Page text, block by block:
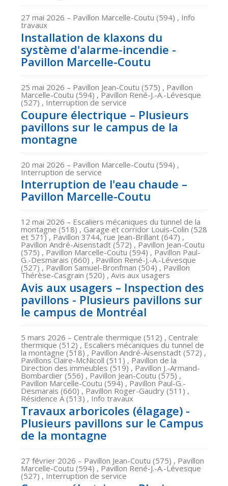
27 mai 2026 – Pavillon Marcelle-Coutu (594) , Info
travaux
Installation de klaxons du
système d'alarme-incendie -
Pavillon Marcelle-Coutu
25 mai 2026 – Pavillon Jean-Coutu (575) , Pavillon
Marcelle-Coutu (594) , Pavillon René-J.-A.-Lévesque
(527) , Interruption de service
Coupure électrique – Plusieurs
pavillons sur le campus de la
montagne
20 mai 2026 – Pavillon Marcelle-Coutu (594) ,
Interruption de service
Interruption de l'eau chaude –
Pavillon Marcelle-Coutu
12 mai 2026 – Escaliers mécaniques du tunnel de la
montagne (518) , Garage et corridor Louis-Colin (528
et 571) , Pavillon 3744, rue Jean-Brillant (647) ,
Pavillon André-Aisenstadt (572) , Pavillon Jean-Coutu
(575) , Pavillon Marcelle-Coutu (594) , Pavillon Paul-
G.-Desmarais (660) , Pavillon René-J.-A.-Lévesque
(527) , Pavillon Samuel-Bronfman (504) , Pavillon
Thérèse-Casgrain (520) , Avis aux usagers
Avis aux usagers – Inspection des
pavillons - Plusieurs pavillons sur
le campus de Montréal
5 mars 2026 – Centrale thermique (512) , Centrale
thermique (512) , Escaliers mécaniques du tunnel de
la montagne (518) , Pavillon André-Aisenstadt (572) ,
Pavillons Claire-McNicoll (511) , Pavillon de la
Direction des immeubles (519) , Pavillon J.-Armand-
Bombardier (556) , Pavillon Jean-Coutu (575) ,
Pavillon Marcelle-Coutu (594) , Pavillon Paul-G.-
Desmarais (660) , Pavillon Roger-Gaudry (511) ,
Résidence A (513) , Info travaux
Travaux arboricoles (élagage) -
Plusieurs pavillons sur le Campus
de la montagne
27 février 2026 – Pavillon Jean-Coutu (575) , Pavillon
Marcelle-Coutu (594) , Pavillon René-J.-A.-Lévesque
(527) , Interruption de service